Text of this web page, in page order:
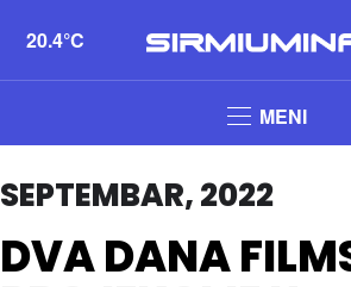
20.4°C
MENI
SEPTEMBAR, 2022
DVA DANA